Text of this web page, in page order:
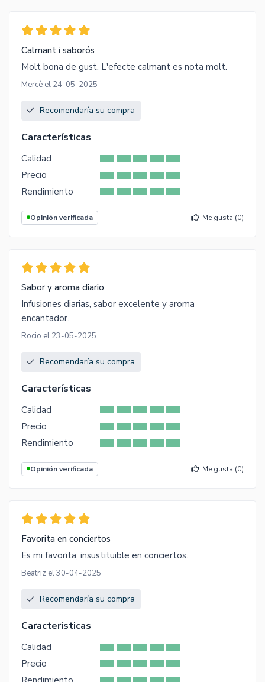
Calmant i saborós
Molt bona de gust. L'efecte calmant es nota molt.
Mercè el 24-05-2025
Recomendaría su compra
Características
Calidad
Precio
Rendimiento
Opinión verificada Me gusta (0)
Sabor y aroma diario
Infusiones diarias, sabor excelente y aroma
encantador.
Rocio el 23-05-2025
Recomendaría su compra
Características
Calidad
Precio
Rendimiento
Opinión verificada Me gusta (0)
Favorita en conciertos
Es mi favorita, insustituible en conciertos.
Beatriz el 30-04-2025
Recomendaría su compra
Características
Calidad
Precio